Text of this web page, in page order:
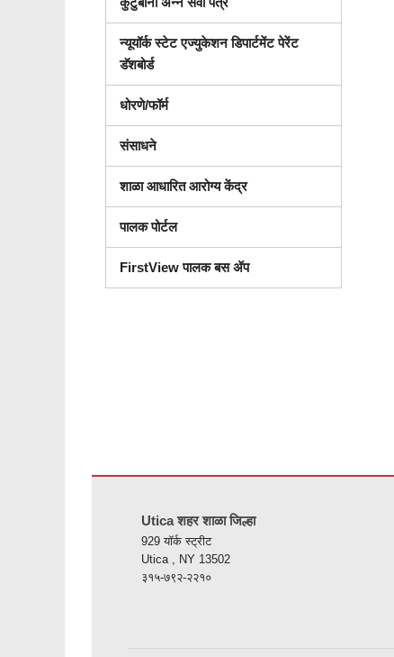
न्यूयॉर्क स्टेट एज्युकेशन डिपार्टमेंट पेरेंट
डॅशबोर्ड(नवीन
विंडोमध्ये
उघडतो)
धोरणे/फॉर्म
संसाधने
शाळा आधारित आरोग्य केंद्र
पालक पोर्टल
FirstView पालक बस ॲप
Utica शहर शाळा जिल्हा
929 यॉर्क स्ट्रीट
Utica , NY 13502
३१५-७९२-२२१०